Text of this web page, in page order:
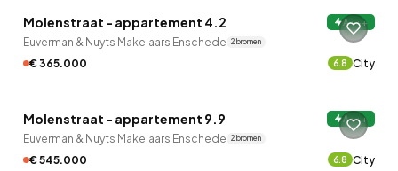
Molenstraat - appartement 4.2 A+++
Euverman & Nuyts Makelaars Enschede 2 bronnen
€ 365.000 6.8 City
Molenstraat - appartement 9.9 A+++
Euverman & Nuyts Makelaars Enschede 2 bronnen
€ 545.000 6.8 City